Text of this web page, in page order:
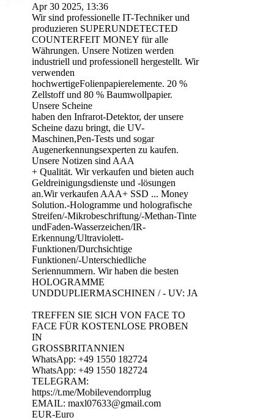
Apr 30 2025, 13:36
Wir sind professionelle IT-Techniker und
produzieren SUPERUNDETECTED
COUNTERFEIT MONEY für alle
Währungen. Unsere Notizen werden
industriell und professionell hergestellt. Wir
verwenden
hochwertigeFolienpapierelemente. 20 %
Zellstoff und 80 % Baumwollpapier.
Unsere Scheine
haben den Infrarot-Detektor, der unsere
Scheine dazu bringt, die UV-
Maschinen,Pen-Tests und sogar
Augenerkennungsexperten zu kaufen.
Unsere Notizen sind AAA
+ Qualität. Wir verkaufen und bieten auch
Geldreinigungsdienste und -lösungen
an.Wir verkaufen AAA+ SSD ... Money
Solution.-Hologramme und holografische
Streifen/-Mikrobeschriftung/-Methan-Tinte
undFaden-Wasserzeichen/IR-
Erkennung/Ultraviolett-
Funktionen/Durchsichtige
Funktionen/-Unterschiedliche
Seriennummern. Wir haben die besten
HOLOGRAMME
UNDDUPLIERMASCHINEN / - UV: JA
TREFFEN SIE SICH VON FACE TO
FACE FÜR KOSTENLOSE PROBEN
IN
GROSSBRITANNIEN
WhatsApp: +49 1550 182724
WhatsApp: +49 1550 182724
TELEGRAM:
https://t.me/Mobilevendorrplug
EMAIL: maxl07633@gmail.com
EUR-Euro